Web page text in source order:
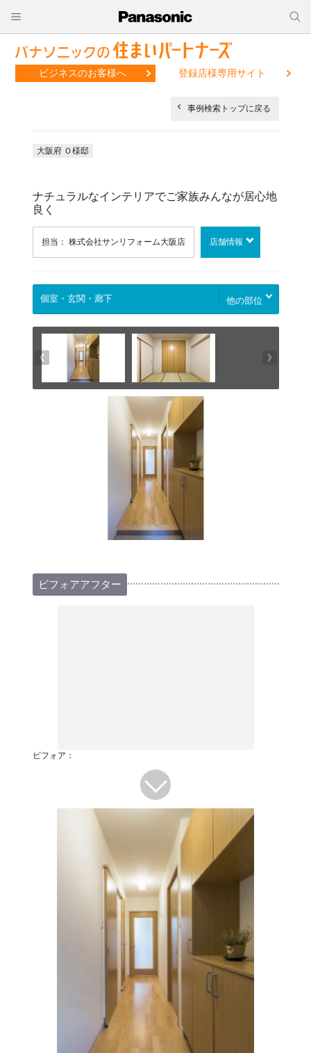
ビジネスのお客様へ 登録店様専用サイト
事例検索トップに戻る
大阪府 Ｏ様邸
ナチュラルなインテリアでご家族みんなが居心地
良く
担当： 株式会社サンリフォーム大阪店 店舗情報
他の部位
ビフォアアフター
ビフォア：